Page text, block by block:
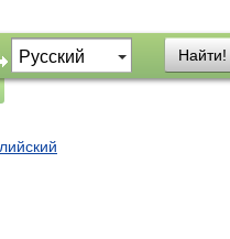
Найти!